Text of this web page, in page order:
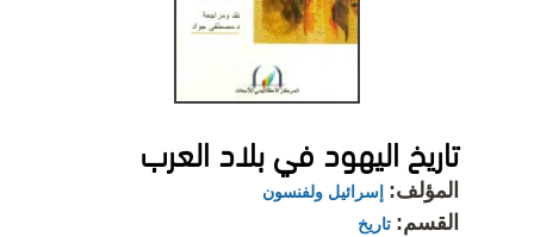
تاريخ اليهود في بلاد العرب
المؤلف: إسرائيل ولفنسون
القسم: تاريخ